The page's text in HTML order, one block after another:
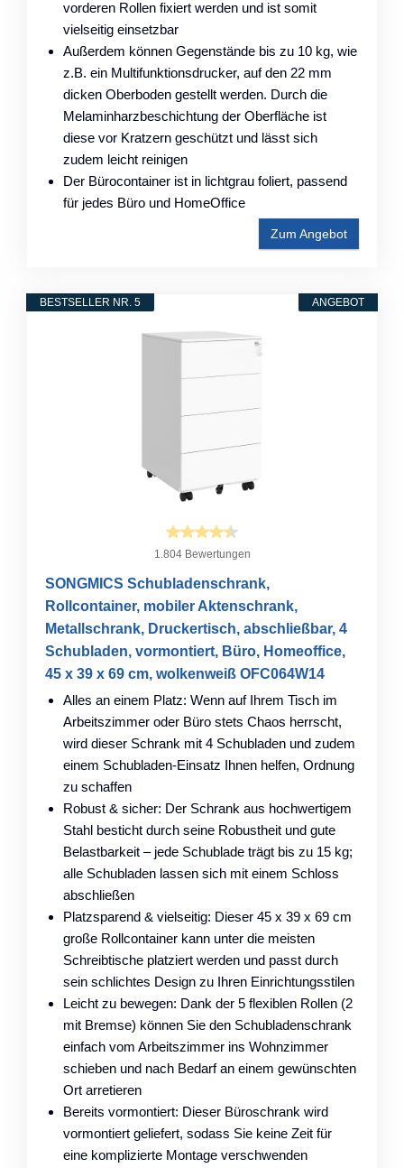
vorderen Rollen fixiert werden und ist somit
vielseitig einsetzbar
Außerdem können Gegenstände bis zu 10 kg, wie
z.B. ein Multifunktionsdrucker, auf den 22 mm
dicken Oberboden gestellt werden. Durch die
Melaminharzbeschichtung der Oberfläche ist
diese vor Kratzern geschützt und lässt sich
zudem leicht reinigen
Der Bürocontainer ist in lichtgrau foliert, passend
für jedes Büro und HomeOffice
Zum Angebot
ANGEBOT
BESTSELLER NR. 5
1.804 Bewertungen
SONGMICS Schubladenschrank,
Rollcontainer, mobiler Aktenschrank,
Metallschrank, Druckertisch, abschließbar, 4
Schubladen, vormontiert, Büro, Homeoffice,
45 x 39 x 69 cm, wolkenweiß OFC064W14
Alles an einem Platz: Wenn auf Ihrem Tisch im
Arbeitszimmer oder Büro stets Chaos herrscht,
wird dieser Schrank mit 4 Schubladen und zudem
einem Schubladen-Einsatz Ihnen helfen, Ordnung
zu schaffen
Robust & sicher: Der Schrank aus hochwertigem
Stahl besticht durch seine Robustheit und gute
Belastbarkeit – jede Schublade trägt bis zu 15 kg;
alle Schubladen lassen sich mit einem Schloss
abschließen
Platzsparend & vielseitig: Dieser 45 x 39 x 69 cm
große Rollcontainer kann unter die meisten
Schreibtische platziert werden und passt durch
sein schlichtes Design zu Ihren Einrichtungsstilen
Leicht zu bewegen: Dank der 5 flexiblen Rollen (2
mit Bremse) können Sie den Schubladenschrank
einfach vom Arbeitszimmer ins Wohnzimmer
schieben und nach Bedarf an einem gewünschten
Ort arretieren
Bereits vormontiert: Dieser Büroschrank wird
vormontiert geliefert, sodass Sie keine Zeit für
eine komplizierte Montage verschwenden